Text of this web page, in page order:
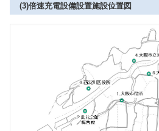
(3)倍速充電設備設置施設位置図